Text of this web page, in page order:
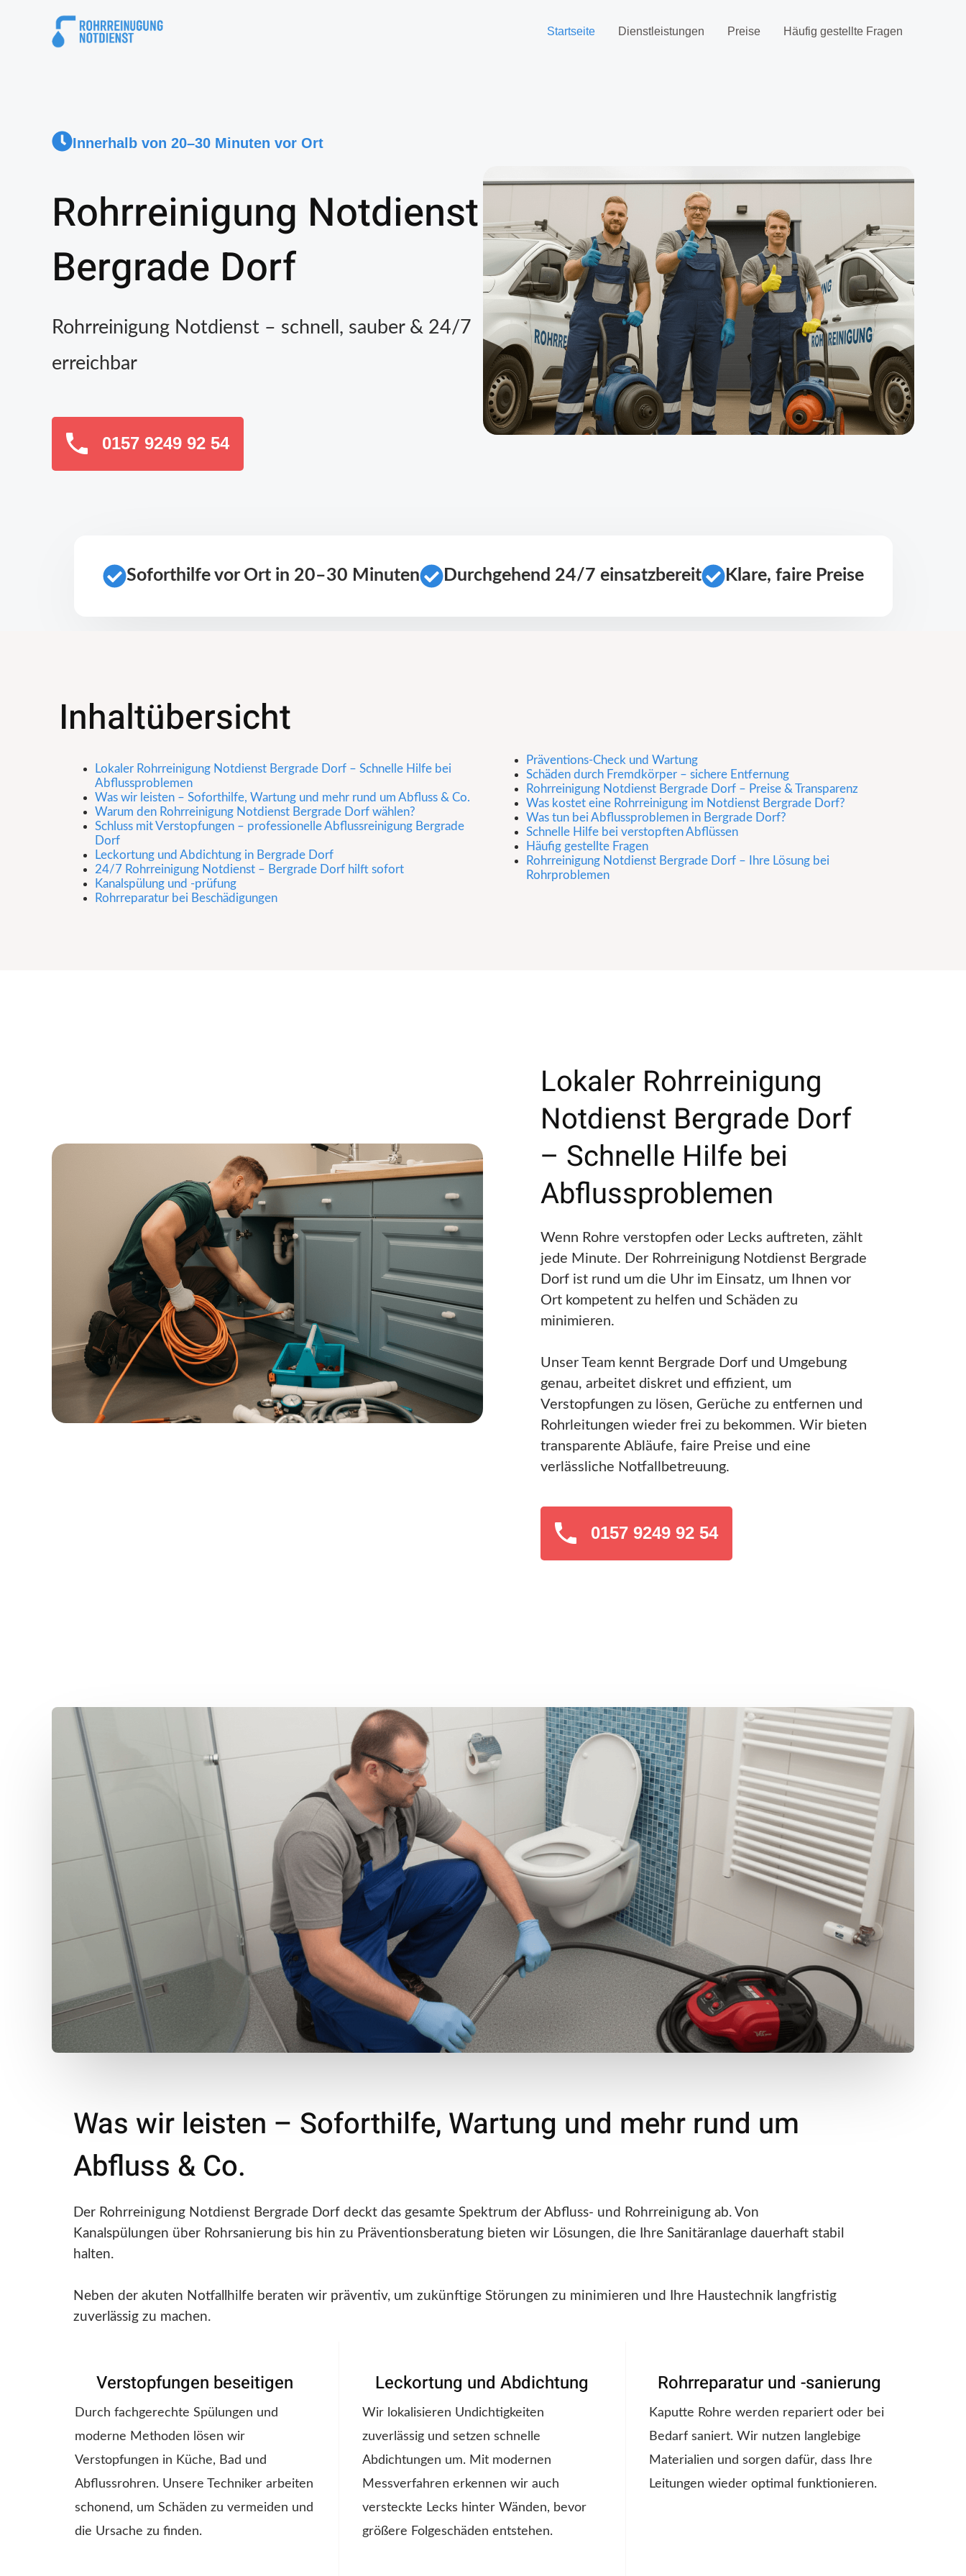
Startseite Dienstleistungen Preise Häufig gestellte Fragen
Innerhalb von 20–30 Minuten vor Ort
Rohrreinigung Notdienst
Bergrade Dorf
Rohrreinigung Notdienst – schnell, sauber & 24/7
erreichbar
0157 9249 92 54
Soforthilfe vor Ort in 20–30 Minuten Durchgehend 24/7 einsatzbereit Klare, faire Preise
Inhaltübersicht
Lokaler Rohrreinigung Notdienst Bergrade Dorf – Schnelle Hilfe bei
Abflussproblemen
Was wir leisten – Soforthilfe, Wartung und mehr rund um Abfluss & Co.
Warum den Rohrreinigung Notdienst Bergrade Dorf wählen?
Schluss mit Verstopfungen – professionelle Abflussreinigung Bergrade
Dorf
Leckortung und Abdichtung in Bergrade Dorf
24/7 Rohrreinigung Notdienst – Bergrade Dorf hilft sofort
Kanalspülung und -prüfung
Rohrreparatur bei Beschädigungen
Präventions-Check und Wartung
Schäden durch Fremdkörper – sichere Entfernung
Rohrreinigung Notdienst Bergrade Dorf – Preise & Transparenz
Was kostet eine Rohrreinigung im Notdienst Bergrade Dorf?
Was tun bei Abflussproblemen in Bergrade Dorf?
Schnelle Hilfe bei verstopften Abflüssen
Häufig gestellte Fragen
Rohrreinigung Notdienst Bergrade Dorf – Ihre Lösung bei
Rohrproblemen
Lokaler Rohrreinigung
Notdienst Bergrade Dorf
– Schnelle Hilfe bei
Abflussproblemen
Wenn Rohre verstopfen oder Lecks auftreten, zählt
jede Minute. Der Rohrreinigung Notdienst Bergrade
Dorf ist rund um die Uhr im Einsatz, um Ihnen vor
Ort kompetent zu helfen und Schäden zu
minimieren.
Unser Team kennt Bergrade Dorf und Umgebung
genau, arbeitet diskret und effizient, um
Verstopfungen zu lösen, Gerüche zu entfernen und
Rohrleitungen wieder frei zu bekommen. Wir bieten
transparente Abläufe, faire Preise und eine
verlässliche Notfallbetreuung.
0157 9249 92 54
Was wir leisten – Soforthilfe, Wartung und mehr rund um
Abfluss & Co.
Der Rohrreinigung Notdienst Bergrade Dorf deckt das gesamte Spektrum der Abfluss- und Rohrreinigung ab. Von
Kanalspülungen über Rohrsanierung bis hin zu Präventionsberatung bieten wir Lösungen, die Ihre Sanitäranlage dauerhaft stabil
halten.
Neben der akuten Notfallhilfe beraten wir präventiv, um zukünftige Störungen zu minimieren und Ihre Haustechnik langfristig
zuverlässig zu machen.
Verstopfungen beseitigen
Durch fachgerechte Spülungen und
moderne Methoden lösen wir
Verstopfungen in Küche, Bad und
Abflussrohren. Unsere Techniker arbeiten
schonend, um Schäden zu vermeiden und
die Ursache zu finden.
Leckortung und Abdichtung
Wir lokalisieren Undichtigkeiten
zuverlässig und setzen schnelle
Abdichtungen um. Mit modernen
Messverfahren erkennen wir auch
versteckte Lecks hinter Wänden, bevor
größere Folgeschäden entstehen.
Rohrreparatur und -sanierung
Kaputte Rohre werden repariert oder bei
Bedarf saniert. Wir nutzen langlebige
Materialien und sorgen dafür, dass Ihre
Leitungen wieder optimal funktionieren.